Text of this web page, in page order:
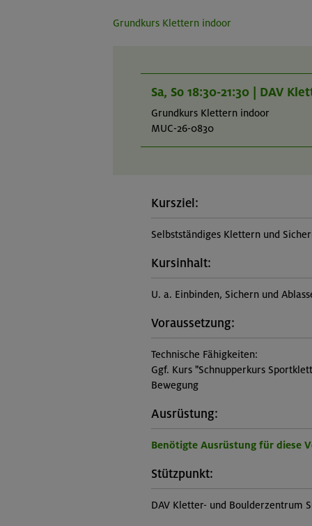
Grundkurs Klettern indoor
Sa, So 18:30-21:30 | DAV
Grundkurs Klettern indoor
MUC-26-0830
Kursziel:
Selbstständiges Klettern und
Kursinhalt:
U. a. Einbinden, Sichern und
Voraussetzung:
Technische Fähigkeiten:
Ggf. Kurs "Schnupperkurs
Bewegung
Ausrüstung:
Benötigte Ausrüstung für diese
Stützpunkt:
DAV Kletter- und Boulderzentrum